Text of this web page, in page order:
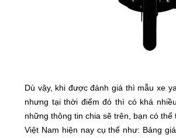
Dù vậy, khi được đánh giá thì mẫu xe
nhưng tại thời điểm đó thì có khá
những thông tin chia sẽ trên, bạn có
Việt Nam hiện nay cụ thể như: Bảng